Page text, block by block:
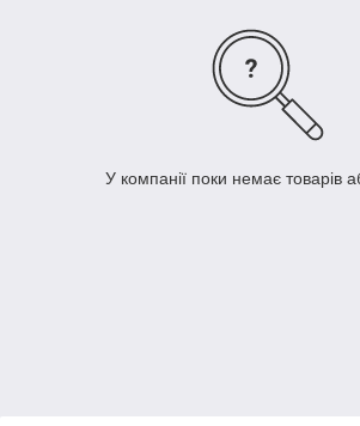
У компанії поки немає товарів